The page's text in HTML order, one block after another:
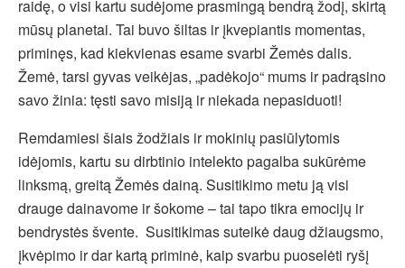
raidę, o visi kartu sudėjome prasmingą bendrą žodį, skirtą
mūsų planetai. Tai buvo šiltas ir įkvepiantis momentas,
priminęs, kad kiekvienas esame svarbi Žemės dalis.
Žemė, tarsi gyvas veikėjas, „padėkojo“ mums ir padrąsino
savo žinia: tęsti savo misiją ir niekada nepasiduoti!
Remdamiesi šiais žodžiais ir mokinių pasiūlytomis
idėjomis, kartu su dirbtinio intelekto pagalba sukūrėme
linksmą, greitą Žemės dainą. Susitikimo metu ją visi
drauge dainavome ir šokome – tai tapo tikra emocijų ir
bendrystės švente. Susitikimas suteikė daug džiaugsmo,
įkvėpimo ir dar kartą priminė, kaip svarbu puoselėti ryšį